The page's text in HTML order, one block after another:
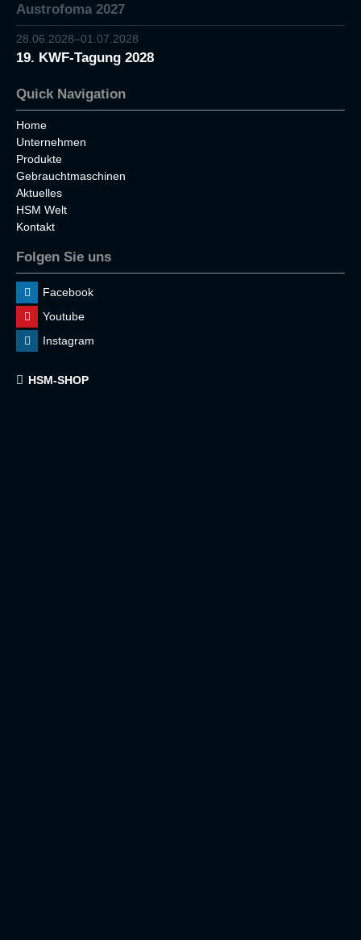
Austrofoma 2027
28.06.2028–01.07.2028
19. KWF-Tagung 2028
Quick Navigation
Home
Unternehmen
Produkte
Gebrauchtmaschinen
Aktuelles
HSM Welt
Kontakt
Folgen Sie uns
Facebook
Youtube
Instagram
HSM-SHOP